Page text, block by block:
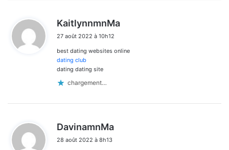
KaitlynnmnMa
27 août 2022 à 10h12
best dating websites online
dating club
dating dating site
chargement…
DavinamnMa
28 août 2022 à 8h13